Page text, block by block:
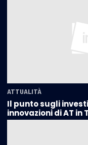
ATTUALITÀ
Il punto sugli
innovazioni di AT in